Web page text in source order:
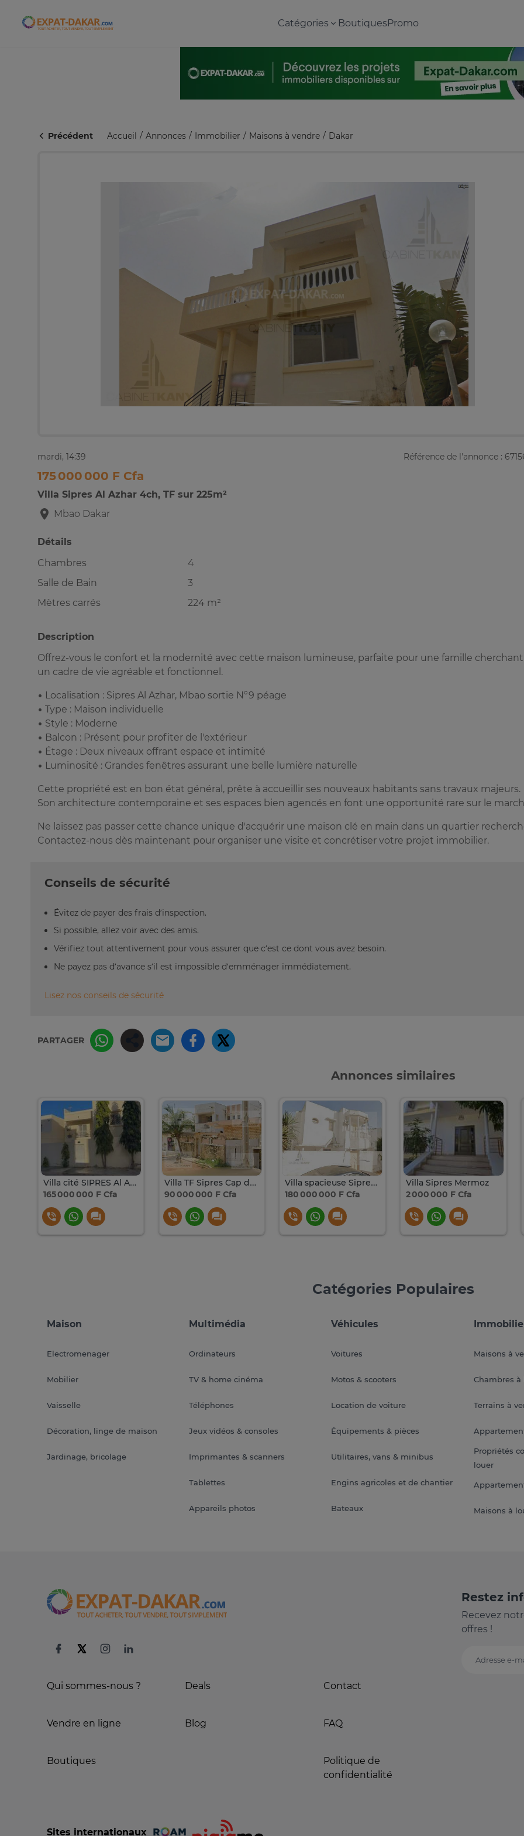
Expat-Dakar Catégories BoutiquesPromo
Précédent Accueil Annonces Immobilier Maisons à vendre Dakar
mardi, 14:39 Référence de l'annonce :
175 000 000 F Cfa
Villa Sipres Al Azhar 4ch, TF sur 225m²
Mbao Dakar
Détails
Chambres
4
Salle de Bain
3
Mètres carrés
224 m²
Description
Offrez-vous le confort et la modernité avec cette maison lumineuse, parfaite pour une famille cherchant
un cadre de vie agréable et fonctionnel.
• Localisation : Sipres Al Azhar, Mbao sortie N°9 péage
• Type : Maison individuelle
• Style : Moderne
• Balcon : Présent pour profiter de l'extérieur
• Étage : Deux niveaux offrant espace et intimité
• Luminosité : Grandes fenêtres assurant une belle lumière naturelle
Cette propriété est en bon état général, prête à accueillir ses nouveaux habitants sans travaux majeurs.
Son architecture contemporaine et ses espaces bien agencés en font une opportunité rare sur le
Ne laissez pas passer cette chance unique d'acquérir une maison clé en main dans un quartier
Contactez-nous dès maintenant pour organiser une visite et concrétiser votre projet immobilier.
Conseils de sécurité
Évitez de payer des frais d’inspection.
Si possible, allez voir avec des amis.
Vérifiez tout attentivement pour vous assurer que c’est ce dont vous avez besoin.
Ne payez pas d’avance s’il est impossible d’emménager immédiatement.
Lisez nos conseils de sécurité
PARTAGER
Annonces similaires
Villa cité SIPRES Al Ahzard de Zac MBAO sortie 9
165 000 000 F Cfa
Villa TF Sipres Cap des Biches
90 000 000 F Cfa
Villa spacieuse Sipres 4, Ouest Foire en TF
180 000 000 F Cfa
Villa Sipres Mermoz
2 000 000 F Cfa
Catégories Populaires
Maison
Electromenager
Mobilier
Vaisselle
Décoration, linge de maison
Jardinage, bricolage
Multimédia
Ordinateurs
TV & home cinéma
Téléphones
Jeux vidéos & consoles
Imprimantes & scanners
Tablettes
Appareils photos
Véhicules
Voitures
Motos & scooters
Location de voiture
Équipements & pièces
Utilitaires, vans & minibus
Engins agricoles et de chantier
Bateaux
Maisons à
Chambres à
Terrains à
Propriétés
louer
Maisons à
Qui sommes-nous ?
Vendre en ligne
Boutiques
Deals
Blog
Contact
FAQ
Politique de
confidentialité
Restez
Recevez
offres !
Adresse e-
Sites internationaux